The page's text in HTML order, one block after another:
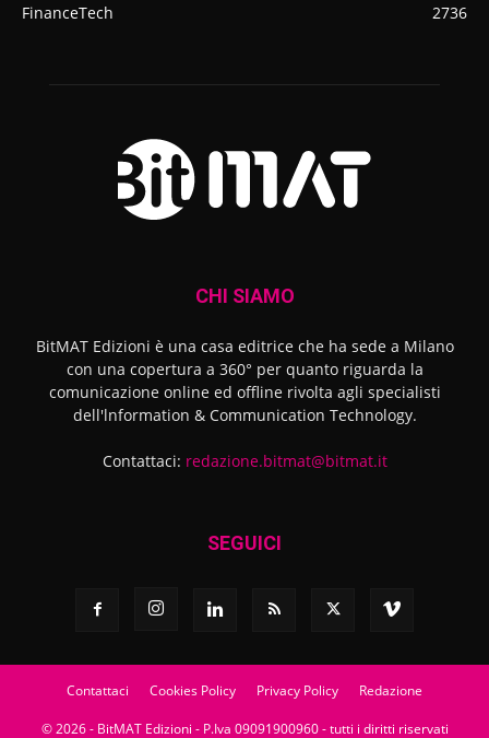
FinanceTech
2736
CHI SIAMO
BitMAT Edizioni è una casa editrice che ha sede a Milano
con una copertura a 360° per quanto riguarda la
comunicazione online ed offline rivolta agli specialisti
dell'lnformation & Communication Technology.
Contattaci: redazione.bitmat@bitmat.it
SEGUICI
Contattaci Cookies Policy Privacy Policy Redazione
© 2026 - BitMAT Edizioni - P.Iva 09091900960 - tutti i diritti riservati